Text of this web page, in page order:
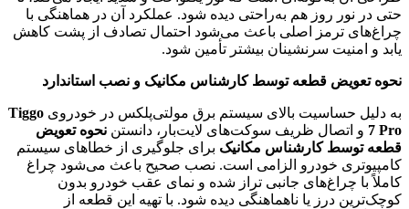
حتی در نور روز هم به‌راحتی دیده شود. عملکرد آن در هماهنگی با
چراغ‌های ترمز اصلی باعث می‌شود احتمال تصادف از پشت کاهش
یابد و امنیت سرنشینان بیشتر تأمین شود.
نحوه تعویض قطعه توسط کارشناس مکانیک و نصب استاندارد
به دلیل حساسیت بالای سیستم برق مولتی‌پلکس در خودروی Tiggo
7 Pro و اتصال ظریف سوکت‌های لایت‌بار، دانستن نحوه تعویض
قطعه توسط کارشناس مکانیک برای جلوگیری از خطاهای سیستم
کامپیوتری خودرو الزامی است. نصب صحیح باعث می‌شود چراغ
کاملاً با چراغ‌های جانبی تراز شده و نمای عقب خودرو بدون
کوچک‌ترین درز یا ناهماهنگی دیده شود. با تهیه این قطعه از